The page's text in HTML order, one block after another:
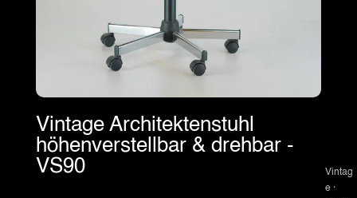
Vintage Architektenstuhl
höhenverstellbar & drehbar -
VS90
Vintag
e ·